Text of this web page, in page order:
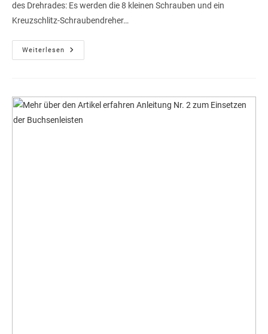
des Drehrades: Es werden die 8 kleinen Schrauben und ein
Kreuzschlitz-Schraubendreher…
Weiterlesen
Anleitung
Bausatz